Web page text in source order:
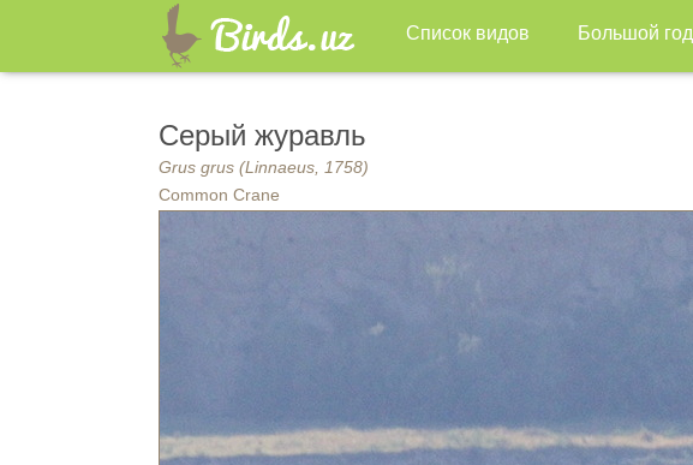
Список видов Большой год
Серый журавль
Grus grus (Linnaeus, 1758)
Common Crane